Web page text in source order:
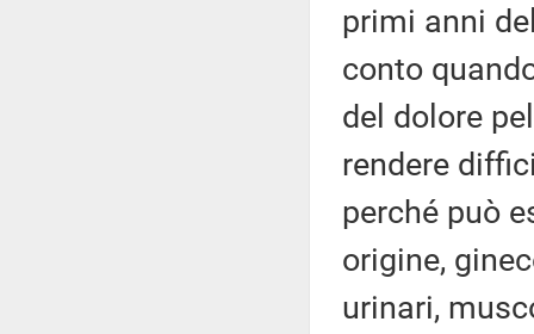
primi anni
conto
del dolore
rendere
perché può
origine,
urinari,